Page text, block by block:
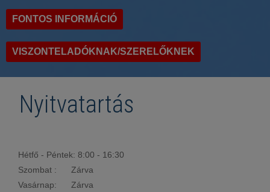
FONTOS INFORMÁCIÓ
VISZONTELADÓKNAK/SZERELŐKNEK
Nyitvatartás
Hétfő - Péntek: 8:00 - 16:30
Szombat : Zárva
Vasárnap: Zárva